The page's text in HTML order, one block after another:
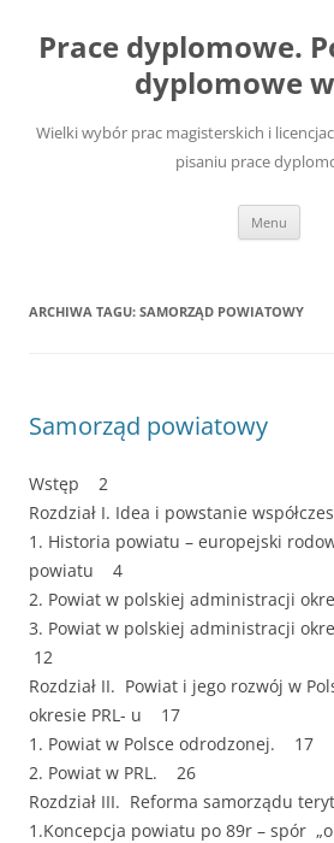
treści
Prace dyplomowe.
dyplomowe
Wielki wybór prac magisterskich i
pisaniu prace
Menu
ARCHIWA TAGU: SAMORZĄD POWIATOWY
Samorząd powiatowy
Wstęp 2
Rozdział I. Idea i powstanie
1. Historia powiatu – europejski
powiatu 4
2. Powiat w polskiej administracji
3. Powiat w polskiej administracji
12
Rozdział II. Powiat i jego rozwój w
okresie PRL- u 17
1. Powiat w Polsce odrodzonej. 17
2. Powiat w PRL. 26
Rozdział III. Reforma samorządu
1.Koncepcja powiatu po 89r – spór